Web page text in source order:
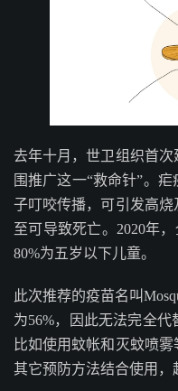
去年十月，世卫组织首
围推广这一“救命针”。
子叮咬传播，可引发高
至可导致死亡。2020年
80%为五岁以下儿童。
此次推荐的疫苗名叫
为56%，因此无法完全代
比如使用蚊帐和灭蚊喷
其它预防方法结合使用，